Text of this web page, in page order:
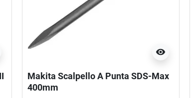
visibility
Makita Scalpello A Punta SDS-Max
400mm